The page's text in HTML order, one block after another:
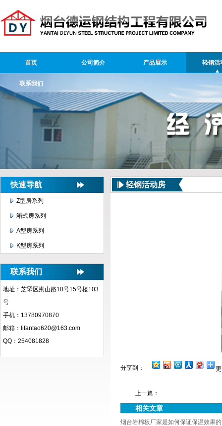
首页 公司简介 产品展示 轻钢活
联系我们
快速导航
Z型房系列
箱式房系列
A型房系列
K型房系列
联系我们
地址：芝罘区荆山路10号15号楼103
号
手机：13780970870
邮箱：lifantao620@163.com
QQ：254081828
轻钢活动房
分享到：
上一篇：
相关文章
烟台岩棉板厂家是如何保证保温效果